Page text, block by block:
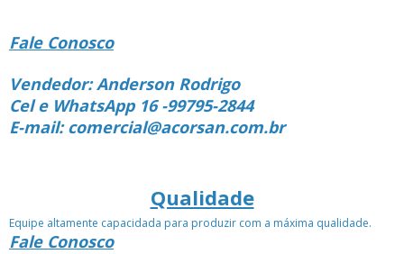
Fale Conosco
Vendedor: Anderson Rodrigo
Cel e WhatsApp 16 -99795-2844
E-mail: comercial@acorsan.com.br
Qualidade
Equipe altamente capacidada para produzir com a máxima qualidade.
Fale Conosco